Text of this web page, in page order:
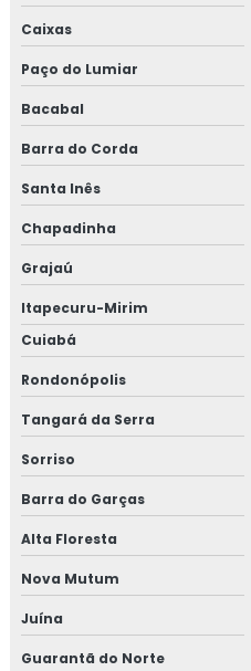
Caixas
Paço do Lumiar
Bacabal
Barra do Corda
Santa Inês
Chapadinha
Grajaú
Itapecuru-Mirim
Cuiabá
Rondonópolis
Tangará da Serra
Sorriso
Barra do Garças
Alta Floresta
Nova Mutum
Juína
Guarantã do Norte